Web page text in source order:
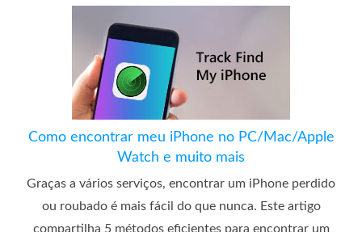
Como encontrar meu iPhone no PC/Mac/Apple
Watch e muito mais
Graças a vários serviços, encontrar um iPhone perdido
ou roubado é mais fácil do que nunca. Este artigo
compartilha 5 métodos eficientes para encontrar um